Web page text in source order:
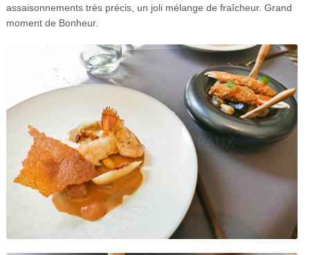
assaisonnements très précis, un joli mélange de fraîcheur. Grand
moment de Bonheur.